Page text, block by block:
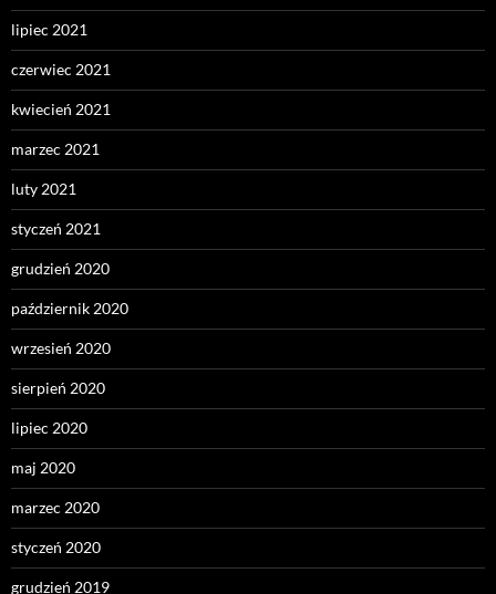
lipiec 2021
czerwiec 2021
kwiecień 2021
marzec 2021
luty 2021
styczeń 2021
grudzień 2020
październik 2020
wrzesień 2020
sierpień 2020
lipiec 2020
maj 2020
marzec 2020
styczeń 2020
grudzień 2019